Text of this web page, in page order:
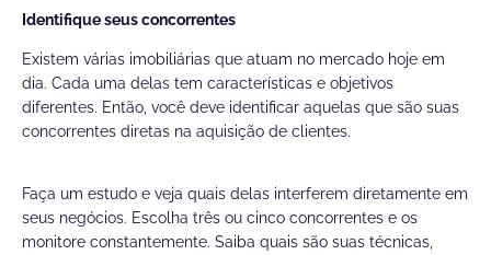
Identifique seus concorrentes
Existem várias imobiliárias que atuam no mercado hoje em
dia. Cada uma delas tem características e objetivos
diferentes. Então, você deve identificar aquelas que são suas
concorrentes diretas na aquisição de clientes.
Faça um estudo e veja quais delas interferem diretamente em
seus negócios. Escolha três ou cinco concorrentes e os
monitore constantemente. Saiba quais são suas técnicas,